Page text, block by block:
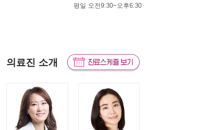
평일 오전9:30~오후6:30
의료진 소개